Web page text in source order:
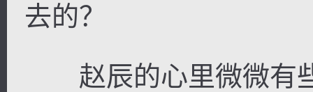
去的？
赵辰的心里微微有